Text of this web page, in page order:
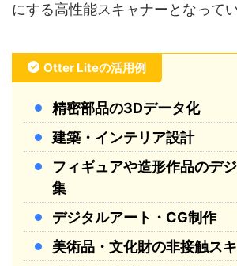
にする高性能スキャナーとなってい
Otter Liteの活用例
精密部品の3Dデータ化
建築・インテリア設計
フィギュアや造形作品のデ
集
デジタルアート・CG制作
美術品・文化財の非接触ス